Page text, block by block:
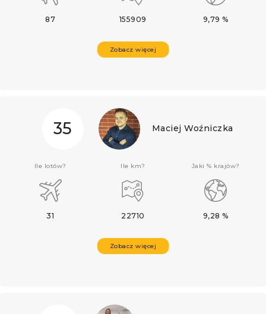
Zobacz więcej
87 155909 9,79 %
35 Maciej Woźniczka
Zobacz więcej
Ile lotów?
31
Ile km?
22710
Jaki % krajów?
9,28 %